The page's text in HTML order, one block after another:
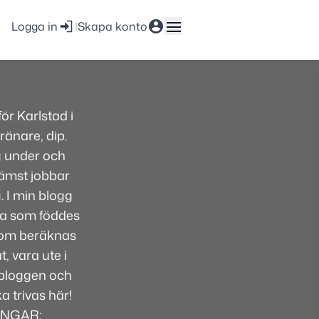
Logga in |Skapa konto
Karlstad i
dip.
och
jobbar
I min blogg
som föddes
beräknas
vara ute i
och
trivas här!